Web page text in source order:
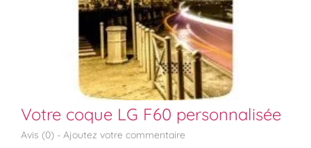
Votre coque LG F60 personnalisée
Avis (0) - Ajoutez votre commentaire